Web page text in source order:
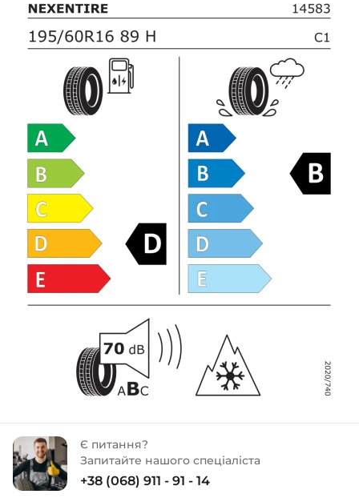
Є питання?
Запитайте нашого спеціаліста
+38 (068) 911 - 91 - 14